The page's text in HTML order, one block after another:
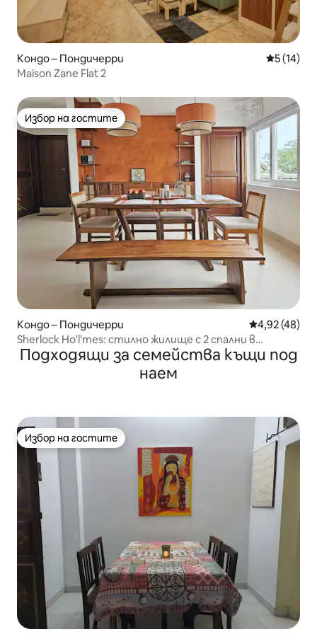
Кондо – Пондичерри Средна
5 (14)
Maison Zane Flat 2
Избор на гостите
Избор на гостите
Кондо – Пондичерри Средна
4,92 (48)
Sherlock Ho'l'mes: стилно жилище с 2 спални в
исторически град
Подходящи за семейства къщи под
наем
Избор на гостите
Избор на гостите